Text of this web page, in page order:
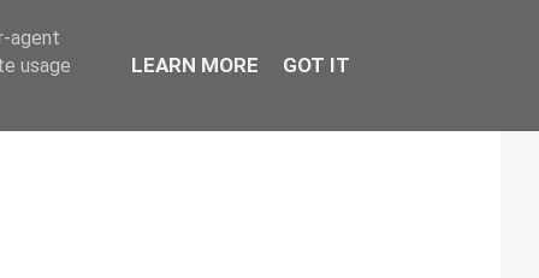
agent
usage
LEARN MORE GOT IT